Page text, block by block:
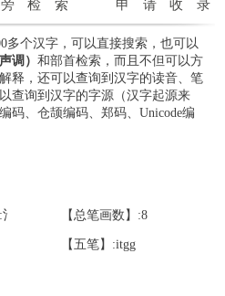
检索 申请收录
多个汉字，可以直接搜索，也可以
调） 和部首检索，而且不但可以方
释，还可以查询到汉字的读音、笔
查询到汉字的字源（汉字起源来
码、仓颉编码、郑码、Unicode编
【总笔画数】:8
【五笔】:itgg